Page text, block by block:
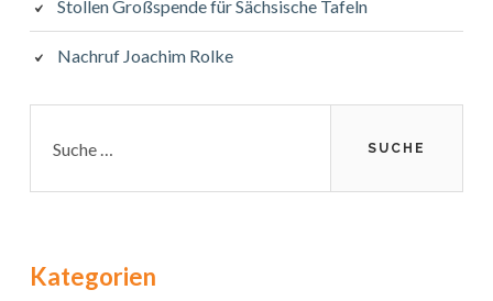
Stollen Großspende für Sächsische Tafeln
Nachruf Joachim Rolke
nach:
Kategorien